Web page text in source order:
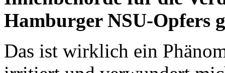
Hamburger NSU-Opfers
Das ist wirklich ein